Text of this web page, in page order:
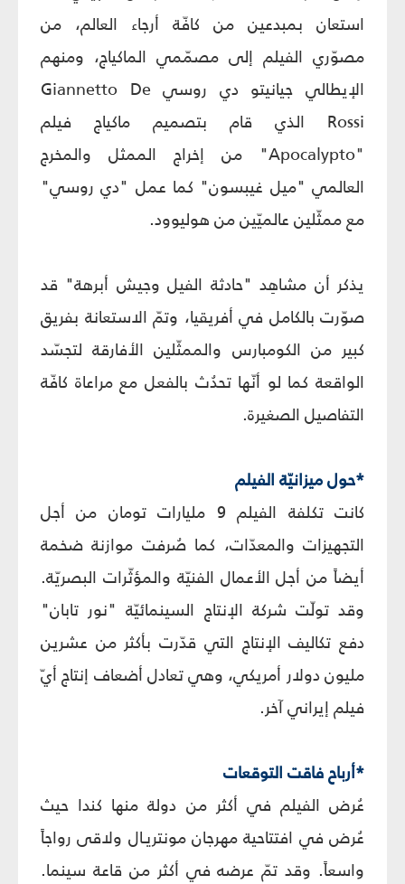
استعان بمبدعين من كافّة أرجاء العالم، من
مصوّري الفيلم إلى مصمّمي الماكياج، ومنهم
الإيطالي جيانيتو دي روسي Giannetto De
Rossi الذي قام بتصميم ماكياج فيلم
"Apocalypto" من إخراج الممثل والمخرج
العالمي "ميل غيبسون" كما عمل "دي روسي"
مع ممثّلين عالميّين من هوليوود.
يذكر أن مشاهِد "حادثة الفيل وجيش أبرهة" قد
صوّرت بالكامل في أفريقيا، وتمّ الاستعانة بفريق
كبير من الكومبارس والممثّلين الأفارقة لتجسّد
الواقعة كما لو أنّها تحدُث بالفعل مع مراعاة كافّة
التفاصيل الصغيرة.
*حول ميزانيّة الفيلم
كانت تكلفة الفيلم 9 مليارات تومان من أجل
التجهيزات والمعدّات، كما صُرفت موازنة ضخمة
أيضاً من أجل الأعمال الفنيّة والمؤثّرات البصريّة.
وقد تولّت شركة الإنتاج السينمائيّة "نور تابان"
دفع تكاليف الإنتاج التي قدّرت بأكثر من عشرين
مليون دولار أمريكي، وهي تعادل أضعاف إنتاج أيّ
فيلم إيراني آخر.
*أرباح فاقت التوقعات
عُرض الفيلم في أكثر من دولة منها كندا حيث
عُرض في افتتاحية مهرجان مونتريـال ولاقى رواجاً
واسعاً. وقد تمّ عرضه في أكثر من قاعة سينما.